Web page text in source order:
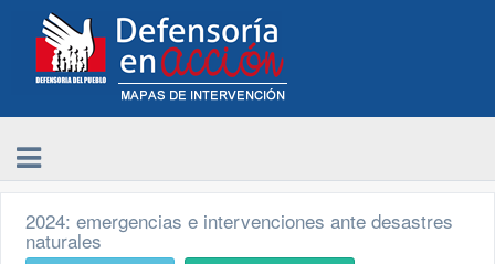
2024: emergencias e intervenciones ante desastres
naturales